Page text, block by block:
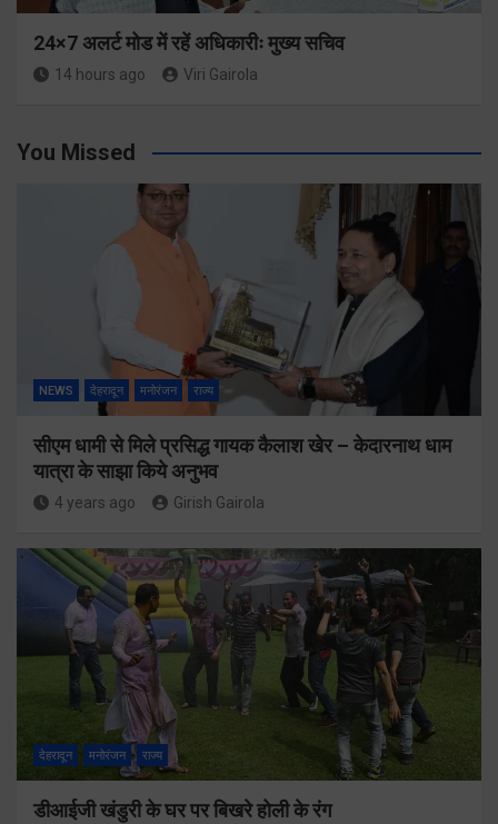
24×7 अलर्ट मोड में रहें अधिकारीः मुख्य सचिव
14 hours ago Viri Gairola
You Missed
NEWS देहरादून मनोरंजन राज्य
सीएम धामी से मिले प्रसिद्ध गायक कैलाश खेर – केदारनाथ धाम
यात्रा के साझा किये अनुभव
4 years ago Girish Gairola
देहरादून मनोरंजन राज्य
डीआईजी खंडुरी के घर पर बिखरे होली के रंग